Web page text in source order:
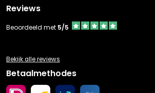
Reviews
Beoordeeld met 5/5
Bekijk alle reviews
Betaalmethodes